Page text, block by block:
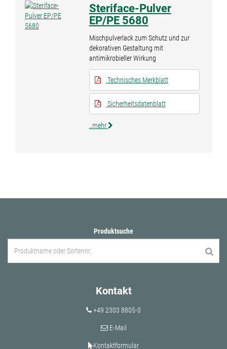
Steriface-Pulver
EP/PE 5680
Mischpulverlack zum Schutz und zur
dekorativen Gestaltung mit
antimikrobieller Wirkung
Technisches Merkblatt
Sicherheitsdatenblatt
..mehr
Produktsuche
Kontakt
+49 2303 8805-0
E-Mail
Kontaktformular